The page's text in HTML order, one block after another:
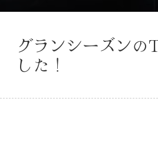
グランシーズンの
した！